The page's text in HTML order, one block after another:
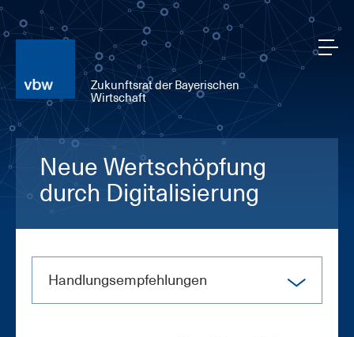
Zukunftsrat der Bayerischen
Wirtschaft
Neue Wertschöpfung
durch Digitalisierung
Hand­lungs­emp­feh­lun­gen